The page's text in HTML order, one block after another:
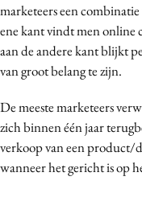
marketeers een
ene kant vindt men online
aan de andere kant blijkt
van groot belang te zijn.
De meeste marketeers
zich binnen één jaar
verkoop van een product/
wanneer het gericht is op